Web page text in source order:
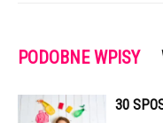
PODOBNE WPISY
30